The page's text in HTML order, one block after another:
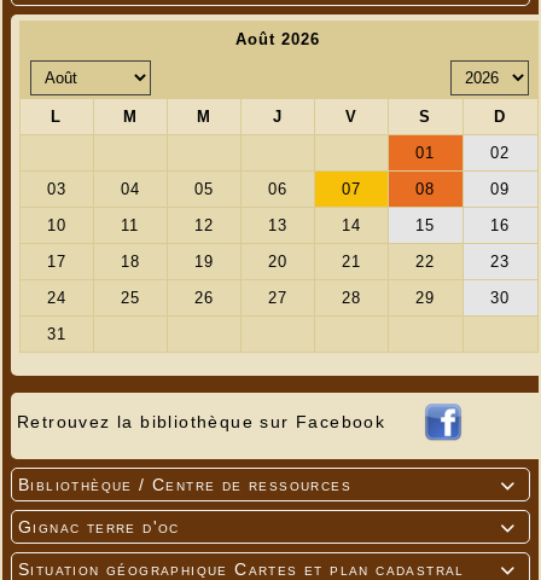
Retrouvez la bibliothèque sur Facebook

Bibliothèque / Centre de ressources

Gignac terre d'oc

Situation géographique Cartes et plan cadastral